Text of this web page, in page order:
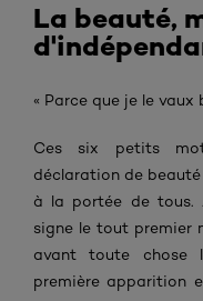
La beauté,
« Parce que je le vaux
Ces six petits
déclaration de
à la portée de tous.
signe le tout premier
avant toute chose
première apparition